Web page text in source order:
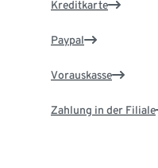
Kreditkarte
Paypal
Vorauskasse
Zahlung in der Filiale